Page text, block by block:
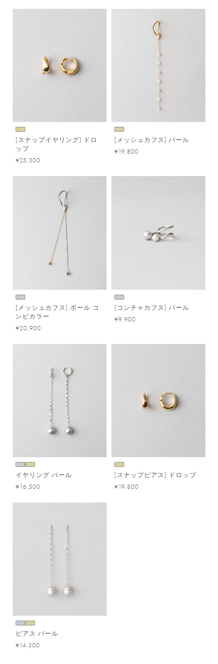
[スナップイヤリング] ドロ
ップ
¥25,300
[メッシュカフス] パール
¥19,800
[メッシュカフス] ボール コ
ンビカラー
¥20,900
[コンチャカフス] パール
¥9,900
イヤリング パール
¥16,500
[スナップピアス] ドロップ
¥19,800
ピアス パール
¥14,300